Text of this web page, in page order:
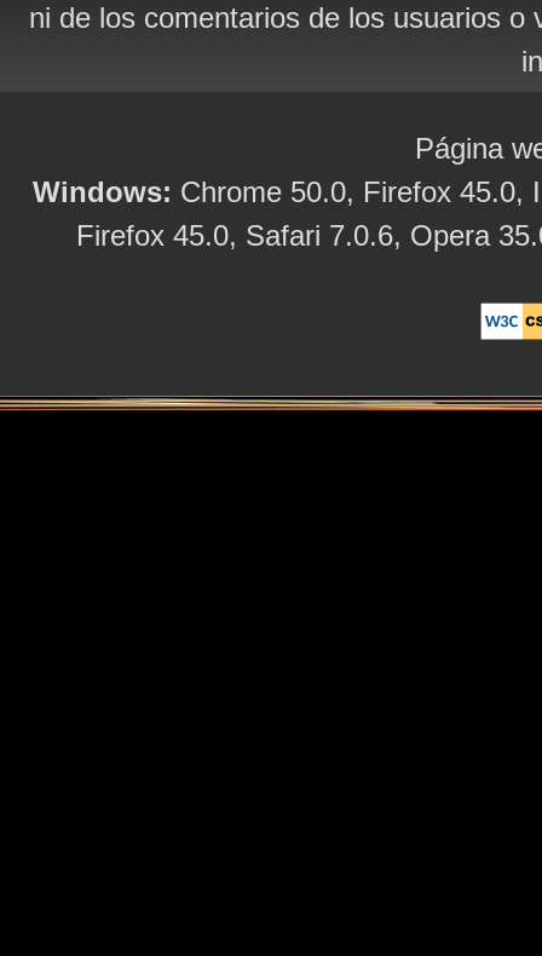
ni de los comentarios de los usuarios
Página
Windows: Chrome 50.0, Firefox 45.0,
Firefox 45.0, Safari 7.0.6, Opera